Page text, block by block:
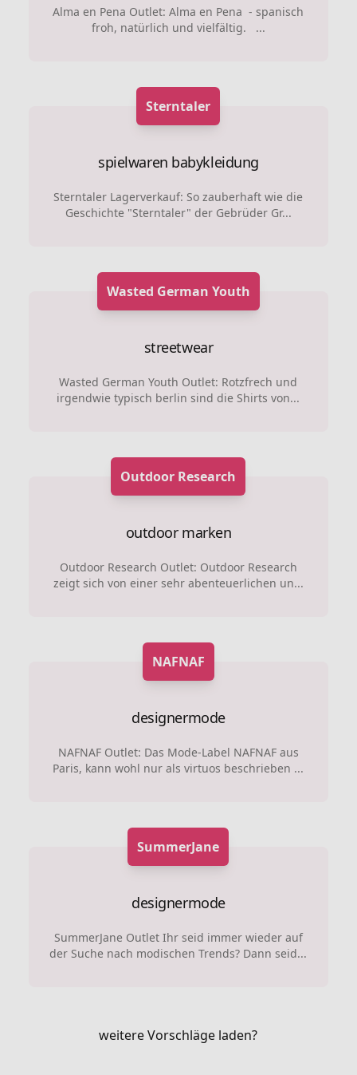
Alma en Pena Outlet: Alma en Pena - spanisch
froh, natürlich und vielfältig. ...
Sterntaler
spielwaren babykleidung
Sterntaler Lagerverkauf: So zauberhaft wie die
Geschichte "Sterntaler" der Gebrüder Gr...
Wasted German Youth
streetwear
Wasted German Youth Outlet: Rotzfrech und
irgendwie typisch berlin sind die Shirts von...
Outdoor Research
outdoor marken
Outdoor Research Outlet: Outdoor Research
zeigt sich von einer sehr abenteuerlichen un...
NAFNAF
designermode
NAFNAF Outlet: Das Mode-Label NAFNAF aus
Paris, kann wohl nur als virtuos beschrieben ...
SummerJane
designermode
SummerJane Outlet Ihr seid immer wieder auf
der Suche nach modischen Trends? Dann seid...
weitere Vorschläge laden?